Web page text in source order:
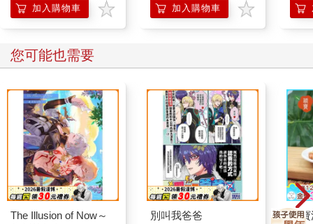
曾經我是個不喜歡再見時刻的人。
嗎？」
每次聚會到了需要離別的時候，類似像這樣的念頭會不斷地在腦
中徘徊著。
然後原本開心的心情就會跟著被影響，變得情緒低落。一開始會
想盡辦法繼續待著，再去一個什麼樣的地方、再去哪裡逛一下，
找各種理由想要盡可能延長相處。
後來才發現，不想說再見，其實正是表示了再見的美好。
加入購物車 加入購物車
您可能也需要
The Illusion of Now～
別叫我爸爸
穎